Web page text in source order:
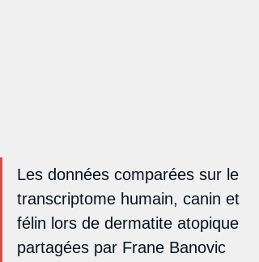
Les données comparées sur le
transcriptome humain, canin et
félin lors de dermatite atopique
partagées par Frane Banovic